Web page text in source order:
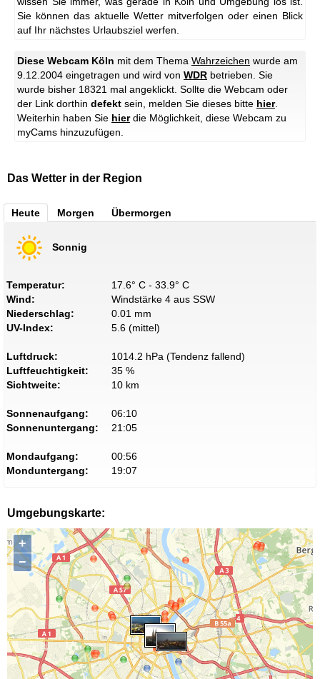
Sie können das aktuelle Wetter mitverfolgen oder einen Blick
auf Ihr nächstes Urlaubsziel werfen.
Diese Webcam Köln mit dem Thema Wahrzeichen wurde am
9.12.2004 eingetragen und wird von WDR betrieben. Sie
wurde bisher 18321 mal angeklickt. Sollte die Webcam oder
der Link dorthin defekt sein, melden Sie dieses bitte hier.
Weiterhin haben Sie hierdie Möglichkeit, diese Webcam zu
myCams hinzuzufügen.
Das Wetter in der Region
Heute Morgen Übermorgen
Sonnig
Temperatur:
17.6° C - 33.9° C
Wind:
Windstärke 4 aus SSW
Niederschlag:
0.01 mm
UV-Index:
5.6 (mittel)
Luftdruck:
1014.2 hPa (Tendenz fallend)
Luftfeuchtigkeit:
35 %
Sichtweite:
10 km
Sonnenaufgang:
06:10
Sonnenuntergang:
21:05
Mondaufgang:
00:56
Monduntergang:
19:07
Umgebungskarte:
+
−